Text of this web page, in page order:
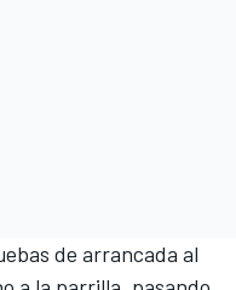
de arrancada al